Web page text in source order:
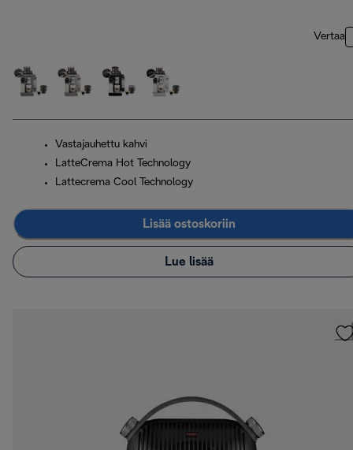
Vertaa
Vastajauhettu kahvi
LatteCrema Hot Technology
Lattecrema Cool Technology
Lisää ostoskoriin
Lue lisää